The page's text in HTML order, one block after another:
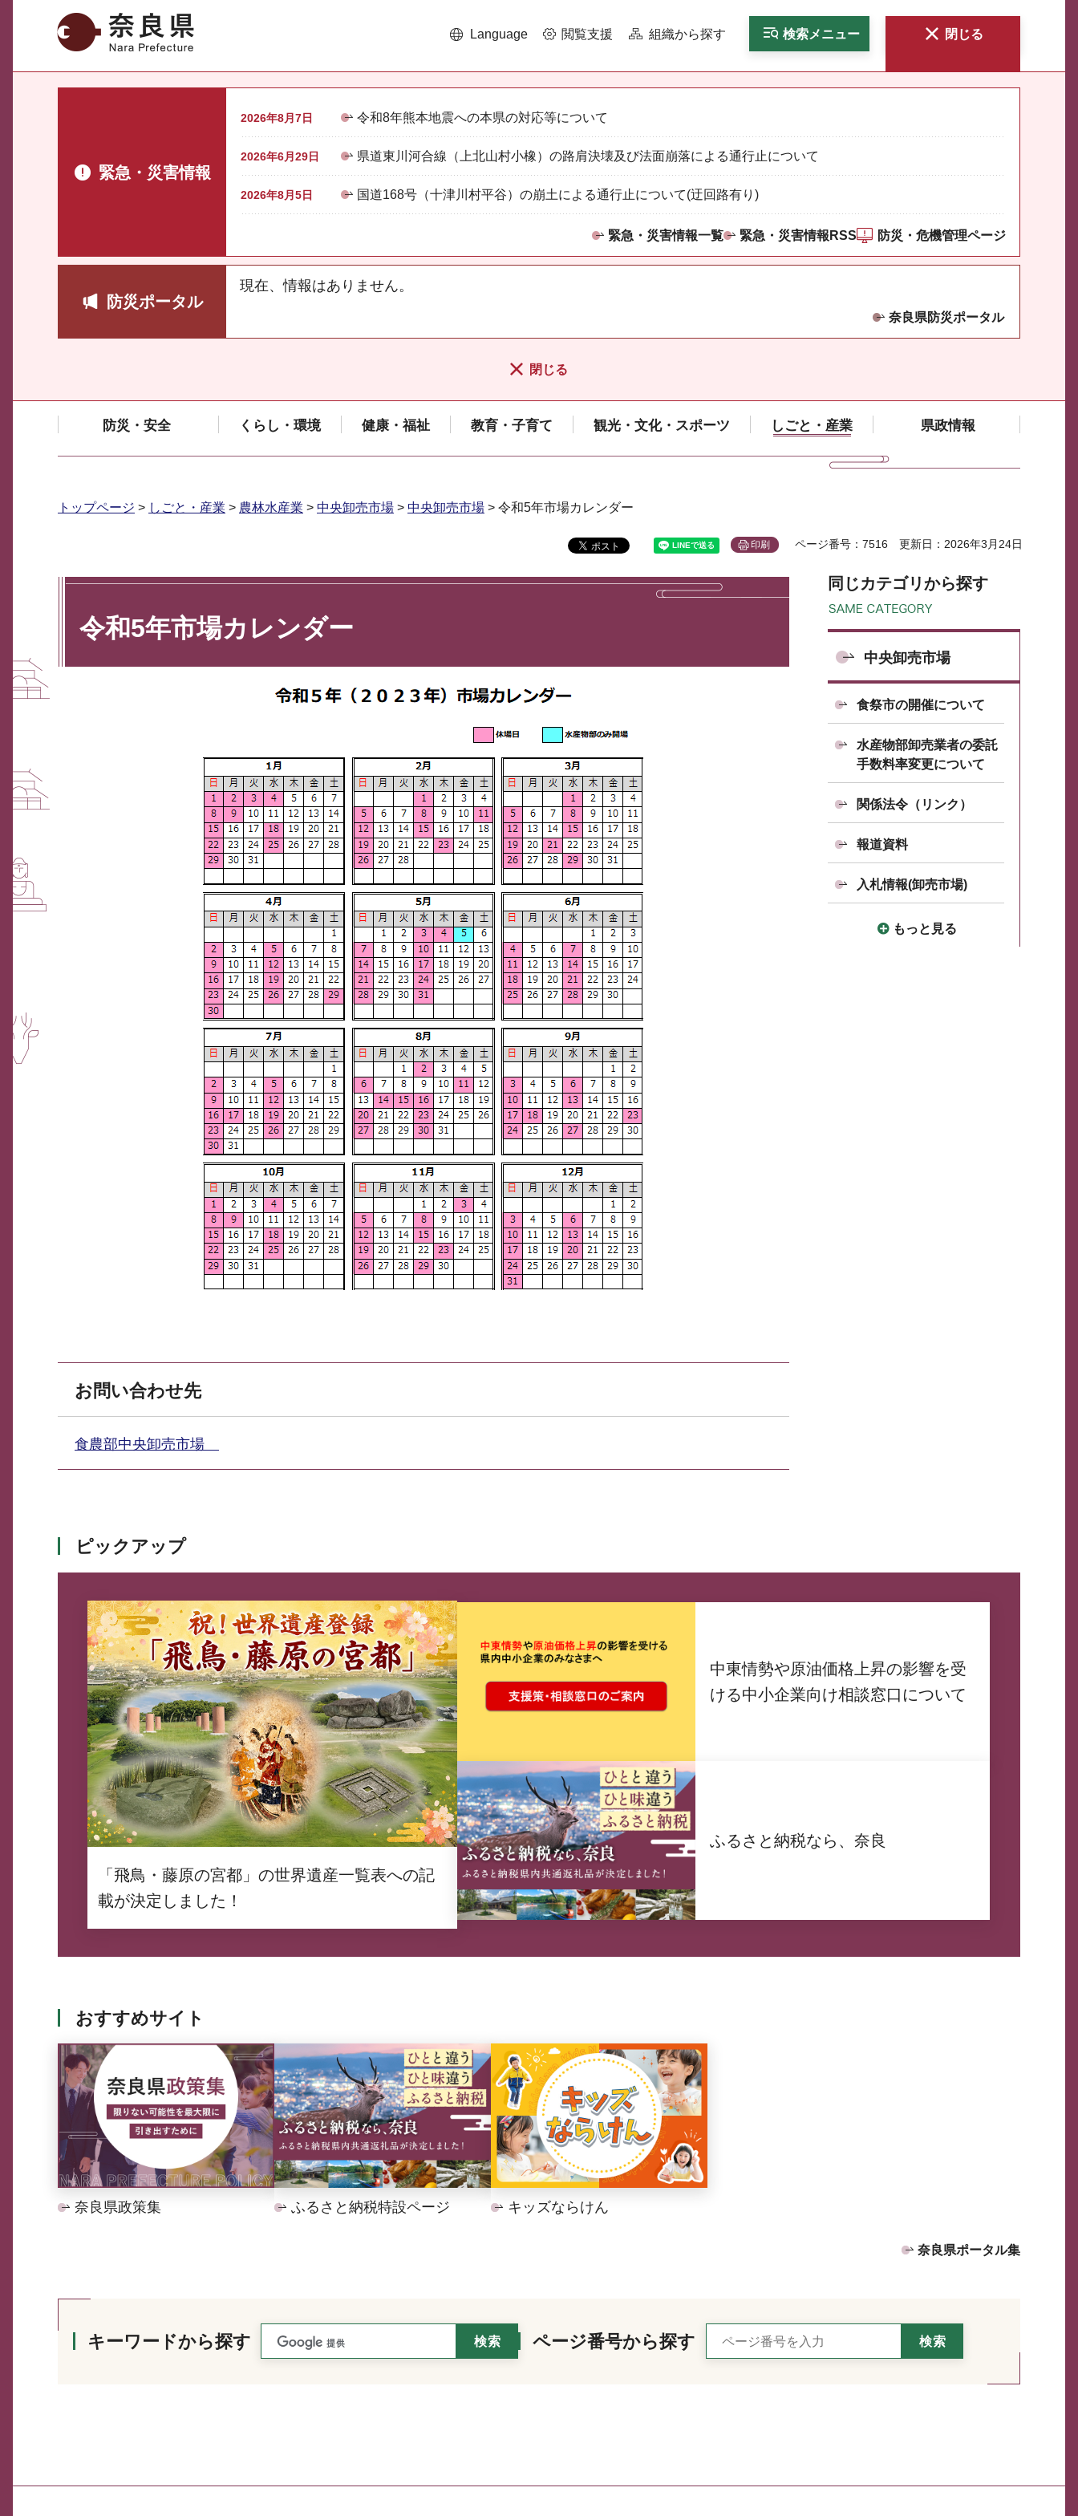
奈良県 Language 閲覧支援 組織から探す 検索メニュー 閉じる
緊急・災害情報
2026年8月7日 令和8年熊本地震への本県の対応等について
2026年6月29日 県道東川河合線（上北山村小橡）の路肩決壊及び法面崩落による通行止について
2026年8月5日 国道168号（十津川村平谷）の崩土による通行止について(迂回路有り)
緊急・災害情報一覧 緊急・災害情報RSS 防災・危機管理ページ
防災ポータル
現在、情報はありません。
奈良県防災ポータル
閉じる
防災・安全 くらし・環境 健康・福祉 教育・子育て 観光・文化・スポーツ しごと・産業 県政情報
トップページ > しごと・産業 > 農林水産業 > 中央卸売市場 > 中央卸売市場 > 令和5年市場カレンダー
印刷 ページ番号：7516 更新日：2026年3月24日
令和5年市場カレンダー
お問い合わせ先
食農部中央卸売市場
同じカテゴリから探す
中央卸売市場
食祭市の開催について
水産物部卸売業者の委託
手数料率変更について
関係法令（リンク）
報道資料
入札情報(卸売市場)
もっと見る
ピックアップ
「飛鳥・藤原の宮都」の世界遺産一覧表への記
載が決定しました！
中東情勢や原油価格上昇の影響を受
ける中小企業向け相談窓口について
ふるさと納税なら、奈良
おすすめサイト
奈良県政策集 ふるさと納税特設ページ キッズならけん
奈良県ポータル集
キーワードから探す ページ番号から探す